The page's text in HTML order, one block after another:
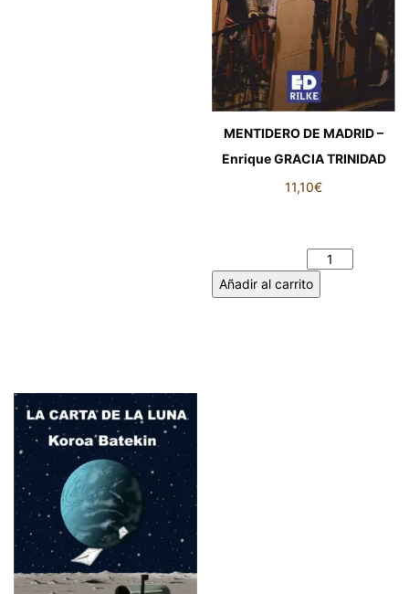
MENTIDERO DE MADRID –
Enrique GRACIA TRINIDAD
11,10€
Añadir al carrito